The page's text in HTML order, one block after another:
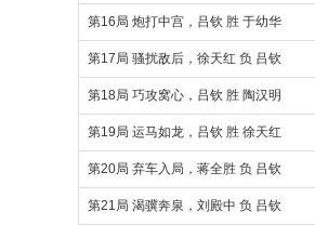
第16局 炮打中宫，吕钦 胜 于幼华
第17局 骚扰敌后，徐天红 负 吕钦
第18局 巧攻窝心，吕钦 胜 陶汉明
第19局 运马如龙，吕钦 胜 徐天红
第20局 弃车入局，蒋全胜 负 吕钦
第21局 渴骥奔泉，刘殿中 负 吕钦